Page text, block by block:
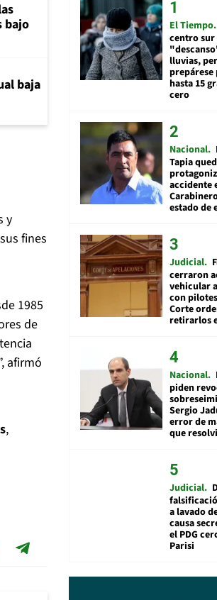
bajo
baja
y
fines
1985
de
afirmó
,
El Tiempo
centro
lluvias,
hasta 15
cero
Nacional
Tapia
accidente
estado de
Judicial
cerraron
vehicular
con
Corte
retirarlos
Nacional
piden
Sergio
error de
que
Judicial
a lavado
causa
el PDG
Parisi